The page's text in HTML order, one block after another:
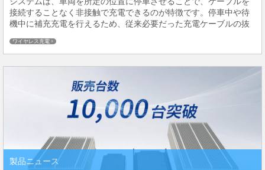
接続することなく非接触で充電できるのが特徴です。停車中や待
機中に補充充電を行えるため、従来必要だった充電ケーブルの抜
ます。電動トゥクトゥクは、観光地での周遊移動や施...
ワイヤレス充電
製品ニュース